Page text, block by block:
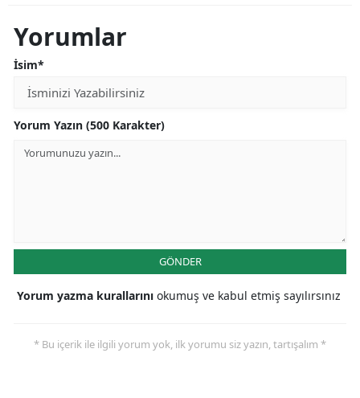
Yorumlar
İsim*
Yorum Yazın (500 Karakter)
GÖNDER
Yorum yazma kurallarını okumuş ve kabul etmiş sayılırsınız
* Bu içerik ile ilgili yorum yok, ilk yorumu siz yazın, tartışalım *